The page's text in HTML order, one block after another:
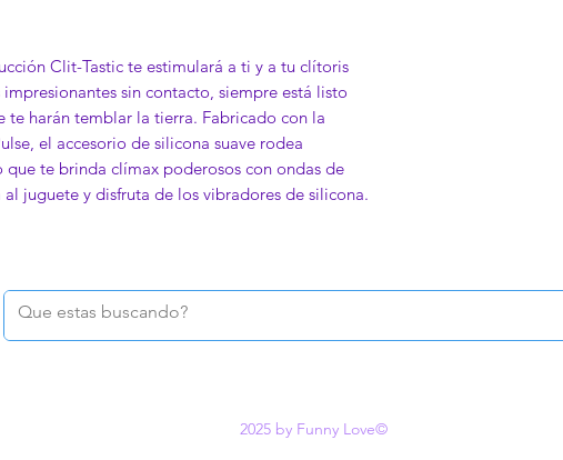
Clit-Tastic te estimulará a ti y a tu clítoris
impresionantes sin contacto, siempre está listo
te harán temblar la tierra. Fabricado con la
el accesorio de silicona suave rodea
que te brinda clímax poderosos con ondas de
juguete y disfruta de los vibradores de silicona.
2025 by Funny Love©